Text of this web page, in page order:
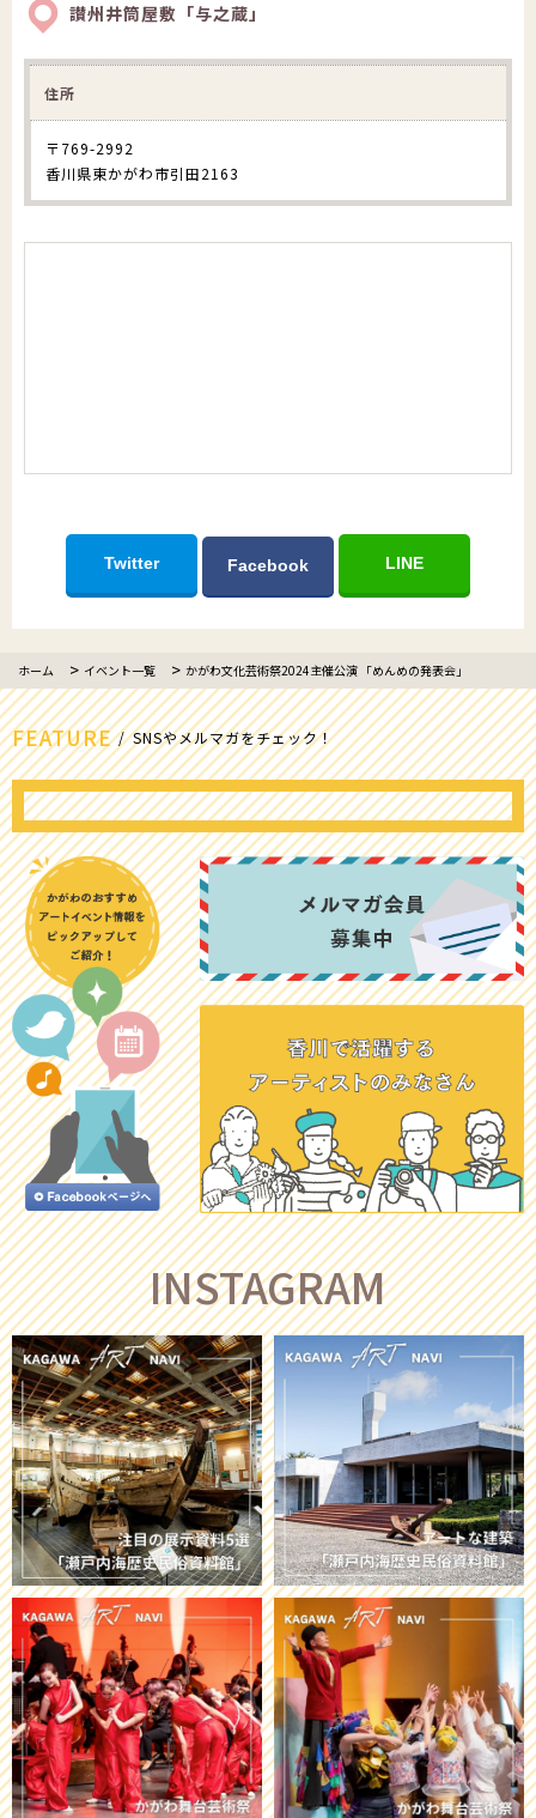
讃州井筒屋敷「与之蔵」
住所
〒769-2992
香川県東かがわ市引田2163
Twitter Facebook LINE
ホーム イベント一覧 かがわ文化芸術祭2024主催公演 「めんめの発表会」
FEATURE SNSやメルマガをチェック！
INSTAGRAM